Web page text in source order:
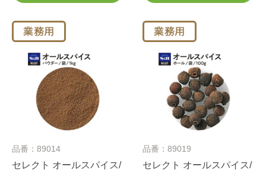
品番：89014
セレクト オールスパイス/
品番：89019
セレクト オールスパイス/